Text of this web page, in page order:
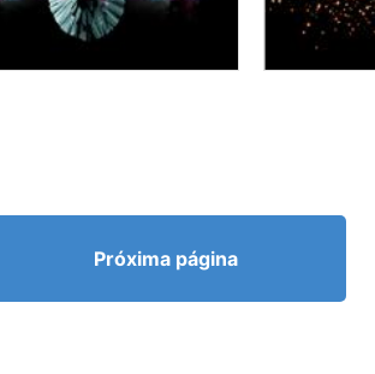
Próxima página